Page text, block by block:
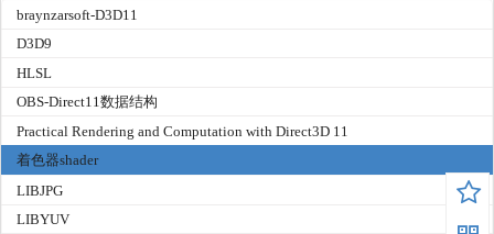
braynzarsoft-D3D11
D3D9
HLSL
OBS-Direct11数据结构
Practical Rendering and Computation with Direct3D 11
着色器shader
LIBJPG
LIBYUV